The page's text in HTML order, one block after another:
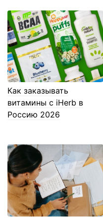
Как заказывать
витамины с iHerb в
Россию 2026